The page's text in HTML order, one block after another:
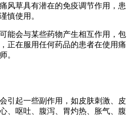
风草具有潜在的免疫调节作用，患
慎使用。
能会与某些药物产生相互作用，包
正在服用任何药品的患者在使用痛
。
引起一些副作用，如皮肤刺激、皮
、呕吐、腹泻、胃灼热、胀气、腹